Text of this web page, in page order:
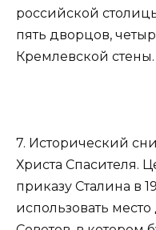
российской
пять дворцов,
Кремлевской стены.
7. Исторический
Христа Спасителя.
приказу Сталина в
использовать